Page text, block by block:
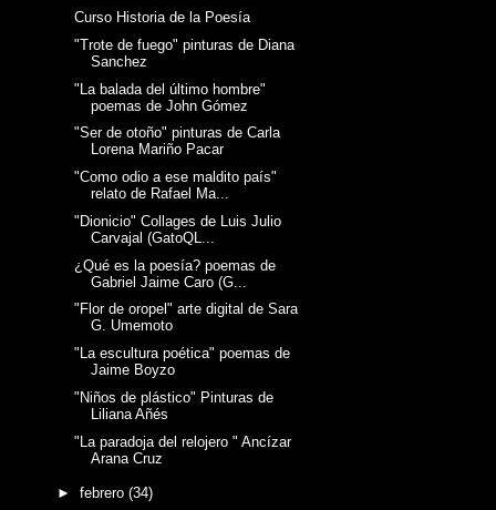
Curso Historia de la Poesía
"Trote de fuego" pinturas de Diana
Sanchez
"La balada del último hombre"
poemas de John Gómez
"Ser de otoño" pinturas de Carla
Lorena Mariño Pacar
"Como odio a ese maldito país"
relato de Rafael Ma...
"Dionicio" Collages de Luis Julio
Carvajal (GatoQL...
¿Qué es la poesía? poemas de
Gabriel Jaime Caro (G...
"Flor de oropel" arte digital de Sara
G. Umemoto
"La escultura poética" poemas de
Jaime Boyzo
"Niños de plástico" Pinturas de
Liliana Añés
"La paradoja del relojero " Ancízar
Arana Cruz
► febrero (34)